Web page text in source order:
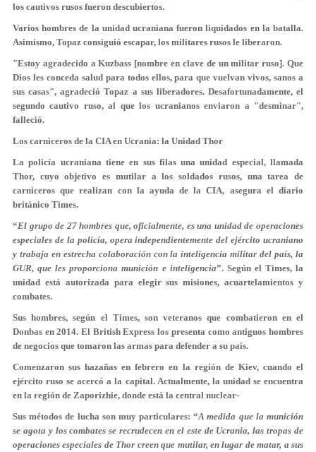
los cautivos rusos fueron descubiertos.
Varios hombres de la unidad ucraniana fueron liquidados en la batalla.
Asimismo, Topaz consiguió escapar, los militares rusos le liberaron.
"Estoy agradecido a Kuzbass [nombre en clave de un militar ruso]. Que
Dios les conceda salud para todos ellos, para que vuelvan vivos, sanos a
sus casas", agradeció Topaz a sus liberadores. Desafortunadamente, el
segundo cautivo ruso, al que los ucranianos enviaron a "desminar",
falleció.
Los carniceros de la CIA en Ucrania: la Unidad Thor
La policía ucraniana tiene en sus filas una unidad especial, llamada
Thor, cuyo objetivo es mutilar a los soldados rusos, una tarea de
carniceros que realizan con la ayuda de la CIA, asegura el diario
británico Times.
“El grupo de 27 hombres que, oficialmente, es una unidad de operaciones
especiales de la policía, opera independientemente del ejército ucraniano
y trabaja en estrecha colaboración con la inteligencia militar del país, la
GUR, que les proporciona munición e inteligencia”. Según el Times, la
unidad está autorizada para elegir sus misiones, acuartelamientos y
combates.
Sus hombres, según el Times, son veteranos que combatieron en el
Donbas en 2014. El British Express los presenta como antiguos hombres
de negocios que tomaron las armas para defender a su país.
Comenzaron sus hazañas en febrero en la región de Kiev, cuando el
ejército ruso se acercó a la capital. Actualmente, la unidad se encuentra
en la región de Zaporizhie, donde está la central nuclear-
Sus métodos de lucha son muy particulares: “A medida que la munición
se agota y los combates se recrudecen en el este de Ucrania, las tropas de
operaciones especiales de Thor creen que mutilar, en lugar de matar, a sus